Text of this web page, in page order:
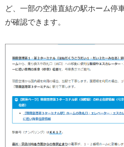
ど、一部の空港直結の駅ホーム停
が確認できます。